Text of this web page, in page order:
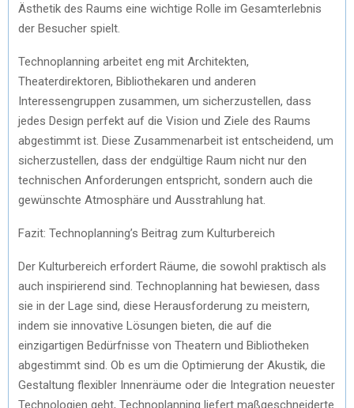
Ästhetik des Raums eine wichtige Rolle im Gesamterlebnis
der Besucher spielt.
Technoplanning arbeitet eng mit Architekten,
Theaterdirektoren, Bibliothekaren und anderen
Interessengruppen zusammen, um sicherzustellen, dass
jedes Design perfekt auf die Vision und Ziele des Raums
abgestimmt ist. Diese Zusammenarbeit ist entscheidend, um
sicherzustellen, dass der endgültige Raum nicht nur den
technischen Anforderungen entspricht, sondern auch die
gewünschte Atmosphäre und Ausstrahlung hat.
Fazit: Technoplanning’s Beitrag zum Kulturbereich
Der Kulturbereich erfordert Räume, die sowohl praktisch als
auch inspirierend sind. Technoplanning hat bewiesen, dass
sie in der Lage sind, diese Herausforderung zu meistern,
indem sie innovative Lösungen bieten, die auf die
einzigartigen Bedürfnisse von Theatern und Bibliotheken
abgestimmt sind. Ob es um die Optimierung der Akustik, die
Gestaltung flexibler Innenräume oder die Integration neuester
Technologien geht, Technoplanning liefert maßgeschneiderte